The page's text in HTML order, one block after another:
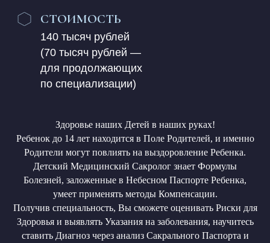
Здоровье наших Детей в наших руках!
Ребенок до 14 лет находится в Поле Родителей, и именно
Родители могут повлиять на выздоровление Ребенка.
Детский Медицинский Сакролог знает Формулы
Болезней, заложенные в Небесном Паспорте Ребенка,
умеет применять методы Компенсации.
Получив специальность, Вы сможете оценивать Риски для
Здоровья и выявлять Указания на заболевания, научитесь
ставить Диагноз через анализ Сакрального Паспорта и